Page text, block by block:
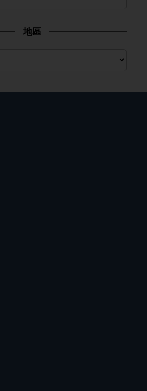
地區